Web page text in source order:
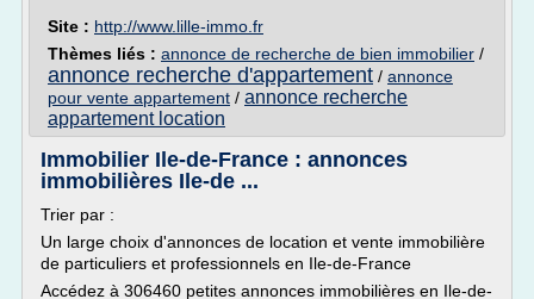
Site : http://www.lille-immo.fr
Thèmes liés : annonce de recherche de bien immobilier /
annonce recherche d'appartement / annonce
pour vente appartement / annonce recherche
appartement location
Immobilier Ile-de-France : annonces
immobilières Ile-de ...
Trier par :
Un large choix d'annonces de location et vente immobilière
de particuliers et professionnels en Ile-de-France
Accédez à 306460 petites annonces immobilières en Ile-de-